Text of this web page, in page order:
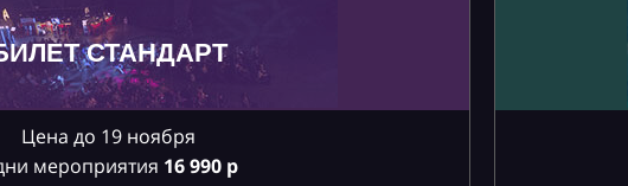
СТАНДАРТ
Цена до 19 ноября
мероприятия 16990 р